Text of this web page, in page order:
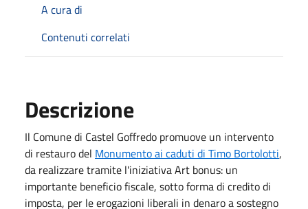
A cura di
Contenuti correlati
Descrizione
Il Comune di Castel Goffredo promuove un intervento
di restauro del Monumento ai caduti di Timo Bortolotti,
da realizzare tramite l'iniziativa Art bonus: un
importante beneficio fiscale, sotto forma di credito di
imposta, per le erogazioni liberali in denaro a sostegno